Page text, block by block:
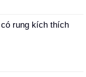
rung kích thích